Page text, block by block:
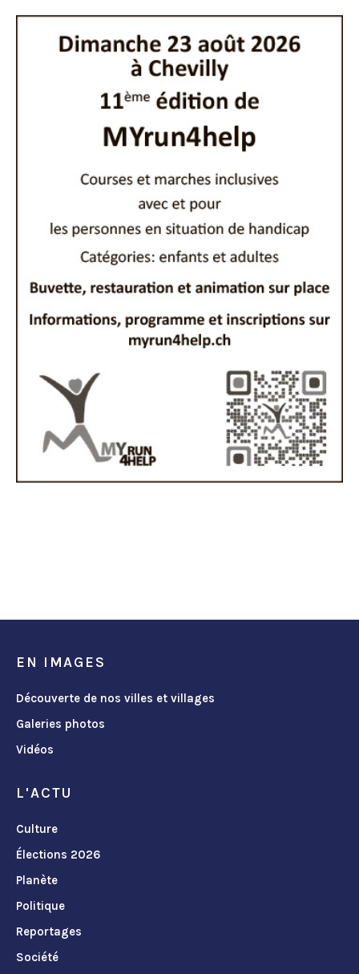
EN IMAGES
Découverte de nos villes et villages
Galeries photos
Vidéos
L'ACTU
Culture
Élections 2026
Planète
Politique
Reportages
Société